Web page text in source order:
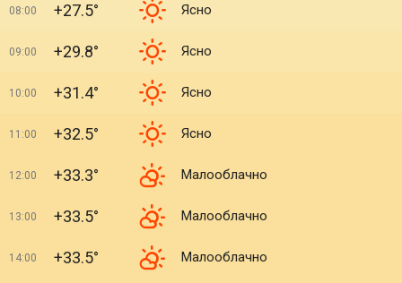
08:00 +27.5° Ясно
09:00 +29.8° Ясно
10:00 +31.4° Ясно
11:00 +32.5° Ясно
12:00 +33.3° Малооблачно
13:00 +33.5° Малооблачно
14:00 +33.5° Малооблачно